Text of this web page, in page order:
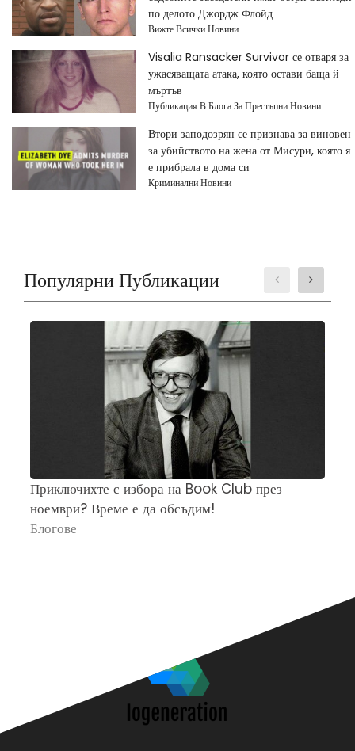
по делото Джордж Флойд
Вижте Всички Новини
Visalia Ransacker Survivor се отваря за
ужасяващата атака, която остави баща й
мъртъв
Публикация В Блога За Престъпни Новини
Втори заподозрян се признава за виновен
за убийството на жена от Мисури, която я
е прибрала в дома си
Криминални Новини
Популярни Публикации
Приключихте с избора на Book Club през
ноември? Време е да обсъдим!
Блогове